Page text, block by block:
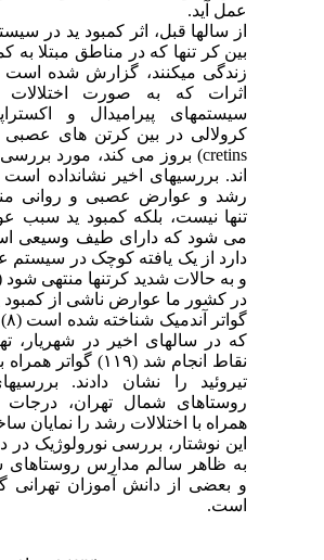
عمل آید.
از سالها قبل، اثر کمبود ید در
بین کر تنها که در مناطق مبتلا به
اثرات که به صورت
سیستمهای پیرامیدال و
کرولالی در بین کرتن های
cretins) بروز می کند، مورد بررسی
اند. بررسیهای اخیر نشانداده است
رشد و عوارض عصبی و روانی
تنها نیست، بلکه کمبود ید سبب
می شود که دارای طیف وسیعی
دارد از یک یافته کوچک در
و به حالات شدید کرتنها منتهی شود (۶ و
در کشور ما عوارض ناشی از
که در سالهای اخیر در شهریار،
نقاط انجام شد (۱۱۹)
تیروئید را نشان دادند.
روستاهای شمال تهران، درجات
همراه با اختلالات رشد را نمایان
این نوشتار، بررسی نورولوژیک در
به ظاهر سالم مدارس روستاهای
و بعضی از دانش آموزان
است.